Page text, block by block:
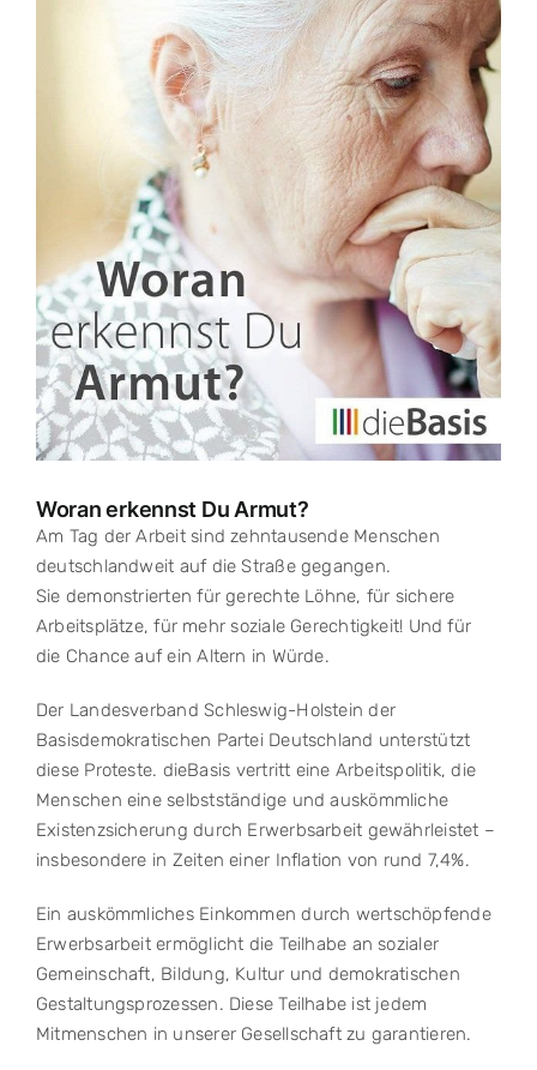
Woran erkennst Du Armut?
Am Tag der Arbeit sind zehntausende Menschen
deutschlandweit auf die Straße gegangen.
Sie demonstrierten für gerechte Löhne, für sichere
Arbeitsplätze, für mehr soziale Gerechtigkeit! Und für
die Chance auf ein Altern in Würde.
Der Landesverband Schleswig-Holstein der
Basisdemokratischen Partei Deutschland unterstützt
diese Proteste. dieBasis vertritt eine Arbeitspolitik, die
Menschen eine selbstständige und auskömmliche
Existenzsicherung durch Erwerbsarbeit gewährleistet –
insbesondere in Zeiten einer Inflation von rund 7,4%.
Ein auskömmliches Einkommen durch wertschöpfende
Erwerbsarbeit ermöglicht die Teilhabe an sozialer
Gemeinschaft, Bildung, Kultur und demokratischen
Gestaltungsprozessen. Diese Teilhabe ist jedem
Mitmenschen in unserer Gesellschaft zu garantieren.